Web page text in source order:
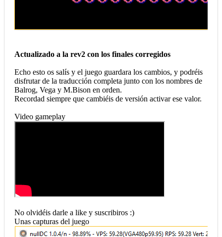
Actualizado a la rev2 con los finales corregidos
Echo esto os salís y el juego guardara los cambios, y podréis
disfrutar de la traducción completa junto con los nombres de
Balrog, Vega y M.Bison en orden.
Recordad siempre que cambiéis de versión activar ese valor.
Video gameplay
No olvidéis darle a like y suscribiros :)
Unas capturas del juego